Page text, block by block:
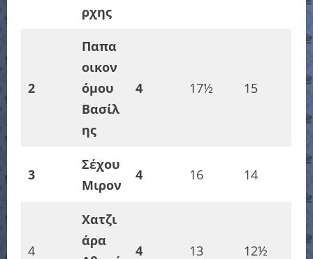
ρχης
2
Παπα
οικον
όμου
Βασίλ
ης
4 17½ 15
3
Σέχου
Μιρον
4 16 14
4
Χατζι
άρα
4 13 12½